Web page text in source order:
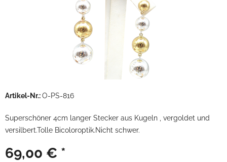
Artikel-Nr.:O-PS-816
Superschöner 4cm langer Stecker aus Kugeln , vergoldet und
versilbert.Tolle Bicoloroptik.Nicht schwer.
69,00 € *